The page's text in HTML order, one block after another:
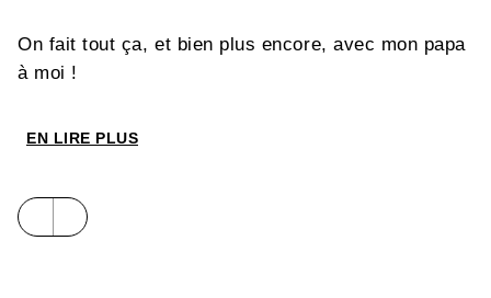
On fait tout ça, et bien plus encore, avec mon papa
à moi !
EN LIRE PLUS